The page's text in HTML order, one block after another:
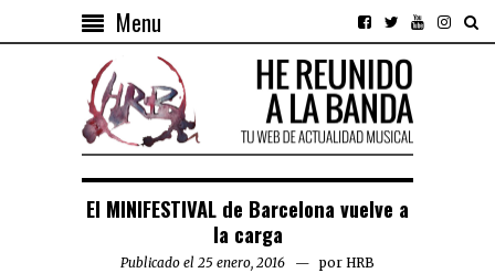
Menu
El MINIFESTIVAL de Barcelona vuelve a
la carga
Publicado el 25 enero, 2016 por HRB